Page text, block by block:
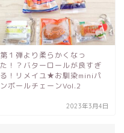
第１弾より柔らかくなっ
た！？バターロールが良すぎ
る！リメイユ★お馴染miniパ
ンボールチェーンVol.2
2023年3月4日